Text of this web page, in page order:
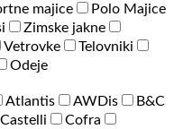
majice
Polo Majice
Zimske jakne
Vetrovke
Telovniki
Odeje
Atlantis AWDis
B&C
Castelli
Cofra